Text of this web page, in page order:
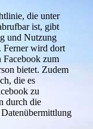
die unter
ist, gibt
und Nutzung
Ferner wird dort
Facebook zum
bietet. Zudem
die es
zu
durch die